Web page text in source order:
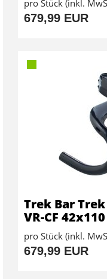
pro Stück (inkl.
679,99 EUR
Trek Bar
VR-CF
pro Stück (inkl.
679,99 EUR